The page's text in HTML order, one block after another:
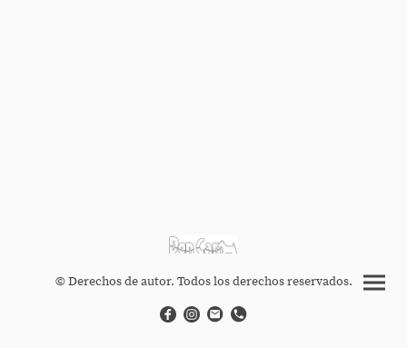
© Derechos de autor. Todos los derechos reservados.